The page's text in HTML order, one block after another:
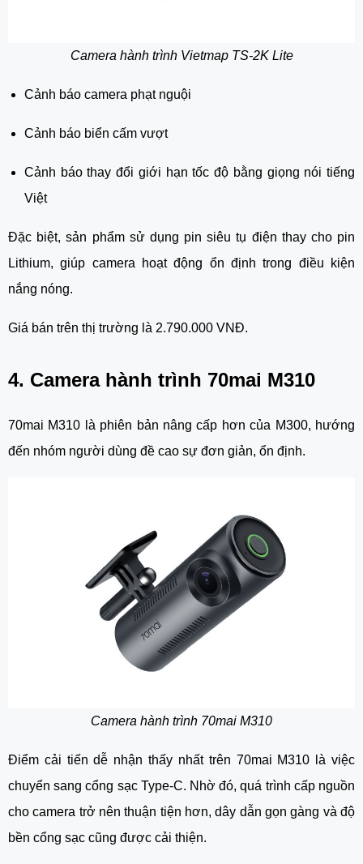
Camera hành trình Vietmap TS-2K Lite
Cảnh báo camera phạt nguội
Cảnh báo biển cấm vượt
Cảnh báo thay đổi giới hạn tốc độ bằng giọng nói tiếng
Việt
Đặc biệt, sản phẩm sử dụng pin siêu tụ điện thay cho pin
Lithium, giúp camera hoạt động ổn định trong điều kiện
nắng nóng.
Giá bán trên thị trường là 2.790.000 VNĐ.
4. Camera hành trình 70mai M310
70mai M310 là phiên bản nâng cấp hơn của M300, hướng
đến nhóm người dùng đề cao sự đơn giản, ổn định.
Camera hành trình 70mai M310
Điểm cải tiến dễ nhận thấy nhất trên 70mai M310 là việc
chuyển sang cổng sạc Type-C. Nhờ đó, quá trình cấp nguồn
cho camera trở nên thuận tiện hơn, dây dẫn gọn gàng và độ
bền cổng sạc cũng được cải thiện.